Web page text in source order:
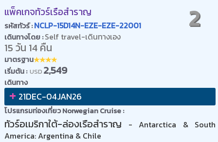
แพ็คเกจทัวร์เรือสำราญ
รหัสทัวร์ :NCLP-15D14N-EZE-EZE-22001 2
เดินทางโดย :Self travel-เดินทางเอง
15 วัน 14 คืน
มาตรฐาน
เริ่มต้น : USD 2,549
เดินทาง
+ 21DEC-04JAN26
โปรแกรมท่องเที่ยว Norwegian Cruise :
ทัวร์อเมริกาใต้-ล่องเรือสำราญ - Antarctica & South
America: Argentina & Chile